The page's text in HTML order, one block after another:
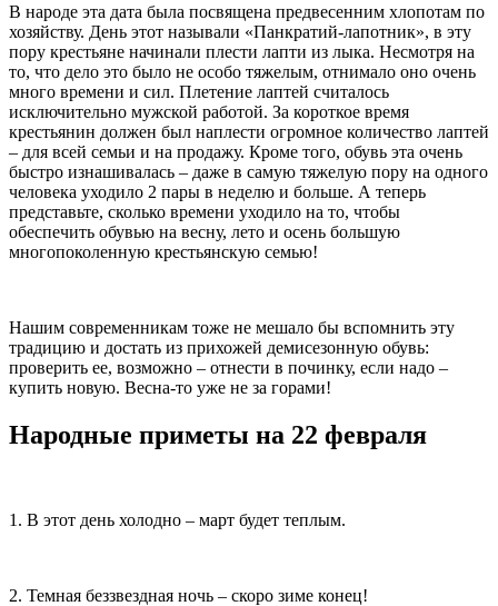
В народе эта дата была посвящена предвесенним хлопотам по
хозяйству. День этот называли «Панкратий-лапотник», в эту
пору крестьяне начинали плести лапти из лыка. Несмотря на
то, что дело это было не особо тяжелым, отнимало оно очень
много времени и сил. Плетение лаптей считалось
исключительно мужской работой. За короткое время
крестьянин должен был наплести огромное количество лаптей
– для всей семьи и на продажу. Кроме того, обувь эта очень
быстро изнашивалась – даже в самую тяжелую пору на одного
человека уходило 2 пары в неделю и больше. А теперь
представьте, сколько времени уходило на то, чтобы
обеспечить обувью на весну, лето и осень большую
многопоколенную крестьянскую семью!
Нашим современникам тоже не мешало бы вспомнить эту
традицию и достать из прихожей демисезонную обувь:
проверить ее, возможно – отнести в починку, если надо –
купить новую. Весна-то уже не за горами!
Народные приметы на 22 февраля
1. В этот день холодно – март будет теплым.
2. Темная беззвездная ночь – скоро зиме конец!